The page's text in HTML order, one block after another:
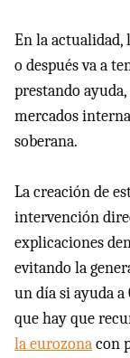
En la actualidad,
o después va a
prestando
mercados
soberana.
La creación de
intervención
explicaciones
evitando la
un día si ayuda
que hay que
la eurozonacon